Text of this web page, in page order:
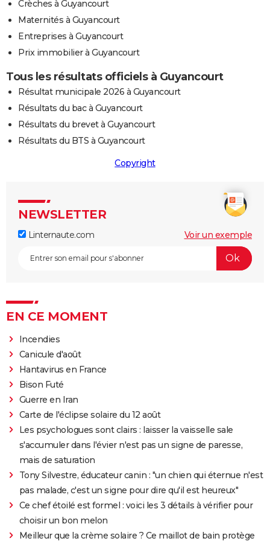
Crèches à Guyancourt
Maternités à Guyancourt
Entreprises à Guyancourt
Prix immobilier à Guyancourt
Tous les résultats officiels à Guyancourt
Résultat municipale 2026 à Guyancourt
Résultats du bac à Guyancourt
Résultats du brevet à Guyancourt
Résultats du BTS à Guyancourt
Copyright
NEWSLETTER
Linternaute.com Voir un exemple
EN CE MOMENT
Incendies
Canicule d'août
Hantavirus en France
Bison Futé
Guerre en Iran
Carte de l'éclipse solaire du 12 août
Les psychologues sont clairs : laisser la vaisselle sale
s'accumuler dans l'évier n'est pas un signe de paresse,
mais de saturation
Tony Silvestre, éducateur canin : "un chien qui éternue n'est
pas malade, c'est un signe pour dire qu'il est heureux"
Ce chef étoilé est formel : voici les 3 détails à vérifier pour
choisir un bon melon
Meilleur que la crème solaire ? Ce maillot de bain protège